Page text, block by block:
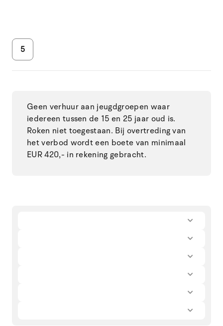
5
Geen verhuur aan jeugdgroepen waar
iedereen tussen de 15 en 25 jaar oud is.
Roken niet toegestaan. Bij overtreding van
het verbod wordt een boete van minimaal
EUR 420,- in rekening gebracht.